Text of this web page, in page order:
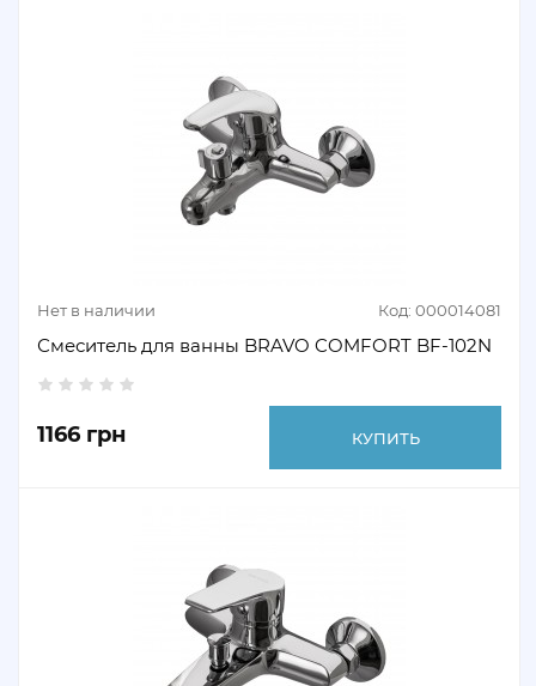
Нет в наличии Код: 000014081
Смеситель для ванны BRAVO COMFORT BF-102N
1166 грн КУПИТЬ